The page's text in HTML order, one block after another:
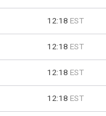
12:18 EST
12:18 EST
12:18 EST
12:18 EST